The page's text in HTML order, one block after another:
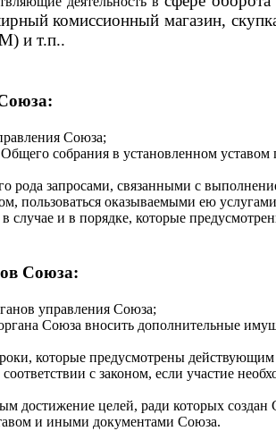
комиссионный магазин,
и т.п..
Союза;
собрания в установленном уставом
рода запросами, связанными с
пользоваться оказываемыми ею
и в порядке, которые
Союза:
управления Союза;
Союза вносить дополнительные
которые предусмотрены действующим
с законом, если участие
достижение целей, ради которых создан
и иными документами Союза.